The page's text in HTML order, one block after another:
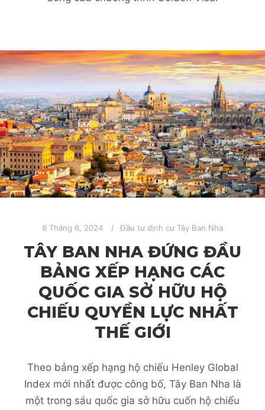
6 Tháng 6, 2024 Đầu tư định cư Tây Ban Nha
TÂY BAN NHA ĐỨNG ĐẦU
BẢNG XẾP HẠNG CÁC
QUỐC GIA SỞ HỮU HỘ
CHIẾU QUYỀN LỰC NHẤT
THẾ GIỚI
Theo bảng xếp hạng hộ chiếu Henley Global
Index mới nhất được công bố, Tây Ban Nha là
một trong sáu quốc gia sở hữu cuốn hộ chiếu